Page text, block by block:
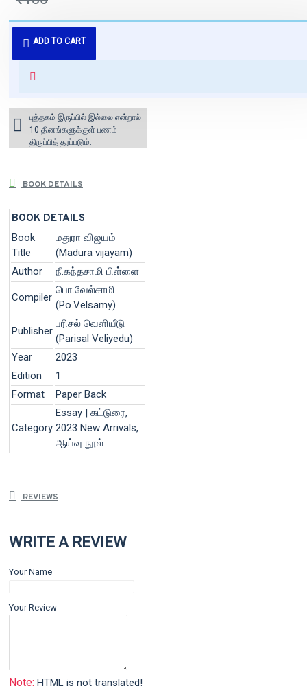
ADD TO CART
புத்தகம் 3 - 7 நாட்களில் அனுப்பி
வைக்கப்படும்.
for orders above ₹1000 within
புத்தகம் இருப்பில் இல்லை என்றால்
10 தினங்களுக்குள் பணம்
திருப்பித் தரப்படும்.
BOOK DETAILS
BOOK DETAILS
Book
Title
மதுரா விஜயம்
(Madura vijayam)
Author
நீ.கந்தசாமி பிள்ளை
Compiler
பொ.வேல்சாமி
(Po.Velsamy)
Publisher
பரிசல் வெளியீடு
(Parisal Veliyedu)
Year
2023
Edition
1
Format
Paper Back
Category
Essay | கட்டுரை,
2023 New Arrivals,
ஆய்வு நூல்
REVIEWS
WRITE A REVIEW
Your Name
Your Review
Note: HTML is not translated!